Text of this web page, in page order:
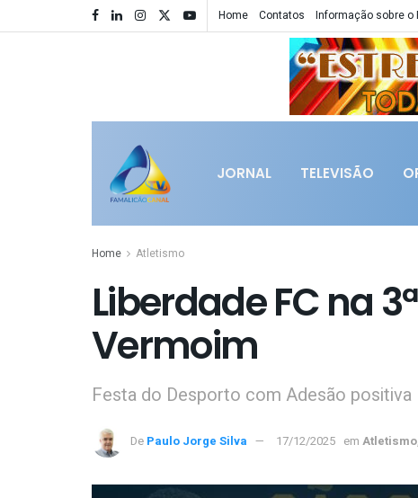
Home Contatos Informação sobre o
JORNAL TELEVISÃO
Home Atletismo
Liberdade FC na
Vermoim
Festa do Desporto com Adesão positiva
De Paulo Jorge Silva 17/12/2025 em Atletismo